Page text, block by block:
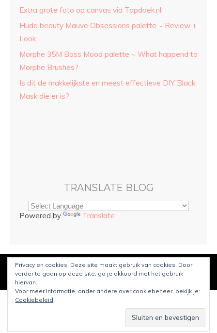
Extra grote foto op canvas via Topdoek.nl
Huda beauty Mauve Obsessions palette ~ Review +
Look
Morphe 35M Boss Mood palette ~ What happend to
Morphe Brushes?
Is dit de makkelijkste en meest effectieve DIY Black
Mask die er is?
TRANSLATE BLOG
Powered by Translate
© CopyrightSarah and Beauty2022. Mogelijk gemaakt door
WordPress.Ontworpen door Bluchic
Privacy en cookies: Deze site maakt gebruik van cookies. Door
verder te gaan op deze site, ga je akkoord met het gebruik
hiervan.
Voor meer informatie, onder andere over cookiebeheer, bekijk je:
Cookiebeleid